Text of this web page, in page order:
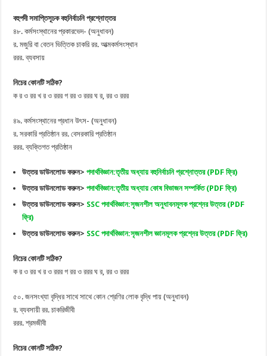
বহুপদী সমাপ্তিসূচক বহুনির্বাচনি প্রশ্নোত্তর
৪৮. কর্মসংস্থানের প্রকারভেদ- (অনুধাবন)
র. মজুরি বা বেতন ভিত্তিক চাকরি রর. আত্মকর্মসংস্থান
ররর. ব্যবসায়
নিচের কোনটি সঠিক?
ক র ও রর খ র ও ররর গ রর ও ররর ঘ র, রর ও ররর
৪৯. কর্মসংস্থানের প্রধান উৎস- (অনুধাবন)
র. সরকারি প্রতিষ্ঠান রর. বেসরকারি প্রতিষ্ঠান
ররর. ব্যক্তিগত প্রতিষ্ঠান
উত্তর ডাউনলোড করুন>পদার্থবিজ্ঞান:তৃতীয় অধ্যায় বহুনির্বাচনি প্রশ্নোত্তর (PDF ফ্রি)
উত্তর ডাউনলোড করুন>পদার্থবিজ্ঞান:তৃতীয় অধ্যায় কোষ বিভাজন সম্পর্কিত (PDF ফ্রি)
উত্তর ডাউনলোড করুন> SSC পদার্থবিজ্ঞান:সৃজনশীল অনুধাবনমূলক প্রশ্নের উত্তর (PDF
ফ্রি)
উত্তর ডাউনলোড করুন> SSC পদার্থবিজ্ঞান:সৃজনশীল জ্ঞানমূলক প্রশ্নের উত্তর (PDF ফ্রি)
নিচের কোনটি সঠিক?
ক র ও রর খ র ও ররর গ রর ও ররর ঘ র, রর ও ররর
৫০. জনসংখ্যা বৃদ্ধির সাথে সাথে কোন শ্রেণির লোক বৃদ্ধি পায় (অনুধাবন)
র. ব্যবসায়ী রর. চাকরিজীবী
ররর. শ্রমজীবী
নিচের কোনটি সঠিক?